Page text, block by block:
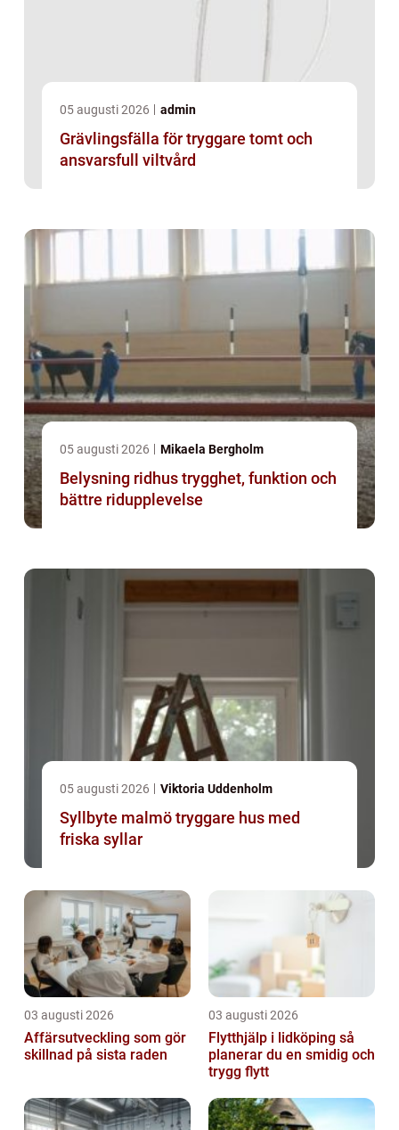
05 augusti 2026 admin
Grävlingsfälla för tryggare tomt och
ansvarsfull viltvård
05 augusti 2026 Mikaela Bergholm
Belysning ridhus trygghet, funktion och
bättre ridupplevelse
05 augusti 2026 Viktoria Uddenholm
Syllbyte malmö tryggare hus med
friska syllar
03 augusti 2026
Affärsutveckling som gör
skillnad på sista raden
03 augusti 2026
Flytthjälp i lidköping så
planerar du en smidig och
trygg flytt